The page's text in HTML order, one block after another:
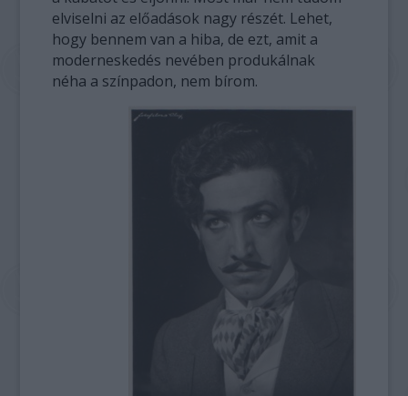
elviselni az előadások nagy részét. Lehet,
hogy bennem van a hiba, de ezt, amit a
moderneskedés nevében produkálnak
néha a színpadon, nem bírom.